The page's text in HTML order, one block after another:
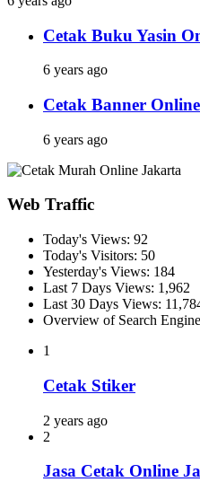
Cetak Buku Yasin
6 years ago
Cetak Banner
6 years ago
Web Traffic
Today's Views: 92
Today's Visitors: 50
Yesterday's Views: 184
Last 7 Days Views: 1,962
Last 30 Days Views:
Overview of Search
1
Cetak Stiker
2 years ago
2
Jasa Cetak Online